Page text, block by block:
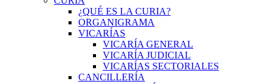
¿QUÉ ES LA CURIA?
ORGANIGRAMA
VICARÍAS
VICARÍA GENERAL
VICARÍA JUDICIAL
VICARÍAS SECTORIALES
CANCILLERÍA